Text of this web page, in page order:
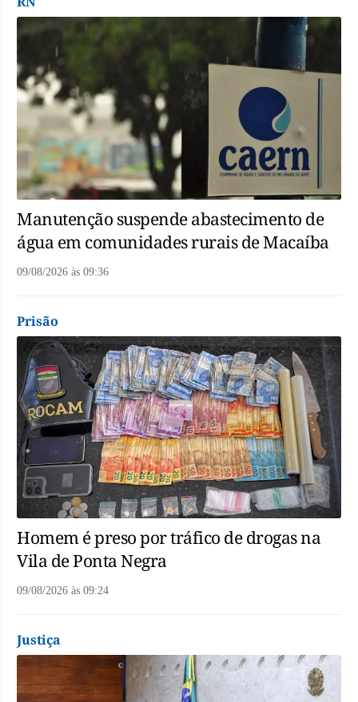
Manutenção suspende abastecimento de
água em comunidades rurais de Macaíba
09/08/2026 às 09:36
Prisão
Homem é preso por tráfico de drogas na
Vila de Ponta Negra
09/08/2026 às 09:24
Justiça